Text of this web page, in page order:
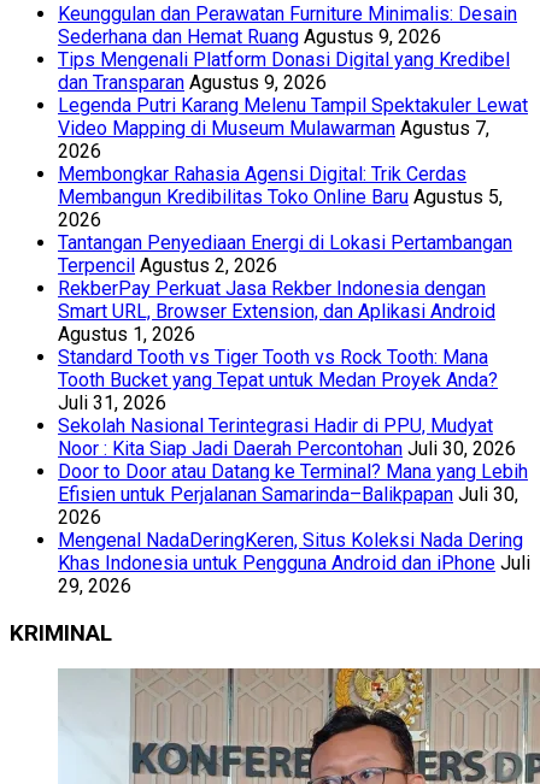
Keunggulan dan Perawatan Furniture Minimalis: Desain
Sederhana dan Hemat Ruang Agustus 9, 2026
Tips Mengenali Platform Donasi Digital yang Kredibel
dan Transparan Agustus 9, 2026
Legenda Putri Karang Melenu Tampil Spektakuler Lewat
Video Mapping di Museum Mulawarman Agustus 7,
2026
Membongkar Rahasia Agensi Digital: Trik Cerdas
Membangun Kredibilitas Toko Online Baru Agustus 5,
2026
Tantangan Penyediaan Energi di Lokasi Pertambangan
Terpencil Agustus 2, 2026
RekberPay Perkuat Jasa Rekber Indonesia dengan
Smart URL, Browser Extension, dan Aplikasi Android
Agustus 1, 2026
Standard Tooth vs Tiger Tooth vs Rock Tooth: Mana
Tooth Bucket yang Tepat untuk Medan Proyek Anda?
Juli 31, 2026
Sekolah Nasional Terintegrasi Hadir di PPU, Mudyat
Noor : Kita Siap Jadi Daerah Percontohan Juli 30, 2026
Door to Door atau Datang ke Terminal? Mana yang Lebih
Efisien untuk Perjalanan Samarinda–Balikpapan Juli 30,
2026
Mengenal NadaDeringKeren, Situs Koleksi Nada Dering
Khas Indonesia untuk Pengguna Android dan iPhone Juli
29, 2026
KRIMINAL